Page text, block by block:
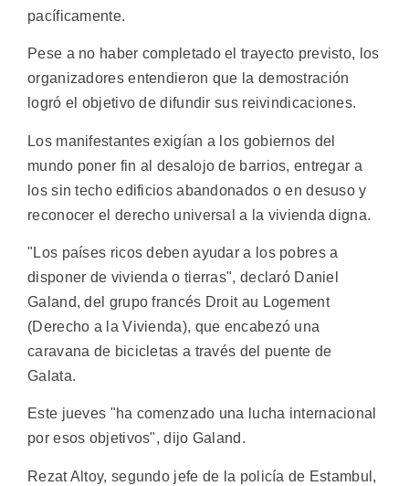
pacíficamente.
Pese a no haber completado el trayecto previsto, los
organizadores entendieron que la demostración
logró el objetivo de difundir sus reivindicaciones.
Los manifestantes exigían a los gobiernos del
mundo poner fin al desalojo de barrios, entregar a
los sin techo edificios abandonados o en desuso y
reconocer el derecho universal a la vivienda digna.
"Los países ricos deben ayudar a los pobres a
disponer de vivienda o tierras", declaró Daniel
Galand, del grupo francés Droit au Logement
(Derecho a la Vivienda), que encabezó una
caravana de bicicletas a través del puente de
Galata.
Este jueves "ha comenzado una lucha internacional
por esos objetivos", dijo Galand.
Rezat Altoy, segundo jefe de la policía de Estambul,